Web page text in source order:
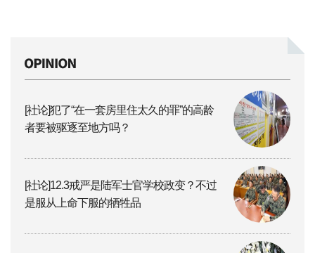
[社论]犯了“在一套房里住太久的罪”的高龄
者要被驱逐至地方吗？
[社论]12.3戒严是陆军士官学校政变？不过
是服从上命下服的牺牲品